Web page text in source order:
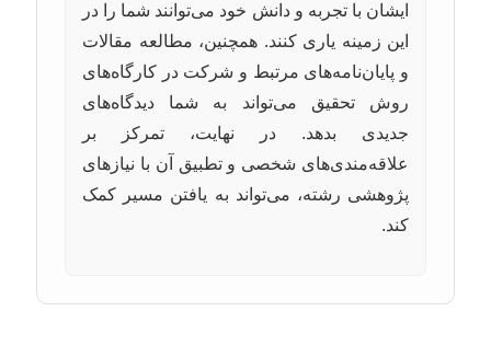
ایشان با تجربه و دانش خود می‌توانند شما را در
این زمینه یاری کنند. همچنین، مطالعه مقالات
و پایان‌نامه‌های مرتبط و شرکت در کارگاه‌های
روش تحقیق می‌تواند به شما دیدگاه‌های
جدیدی بدهد. در نهایت، تمرکز بر
علاقه‌مندی‌های شخصی و تطبیق آن با نیازهای
پژوهشی رشته، می‌تواند به یافتن مسیر کمک
کند.